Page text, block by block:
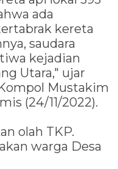
ada
kereta
saudara
kejadian
Utara," ujar
Mustakim
(24/11/2022).
olah TKP.
warga Desa